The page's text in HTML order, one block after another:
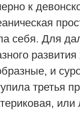
к
себя. Для
и
третья